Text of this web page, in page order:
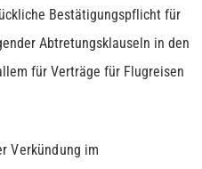
Bestätigungspflicht für
Abtretungsklauseln in den
für Verträge für Flugreisen
Verkündung im